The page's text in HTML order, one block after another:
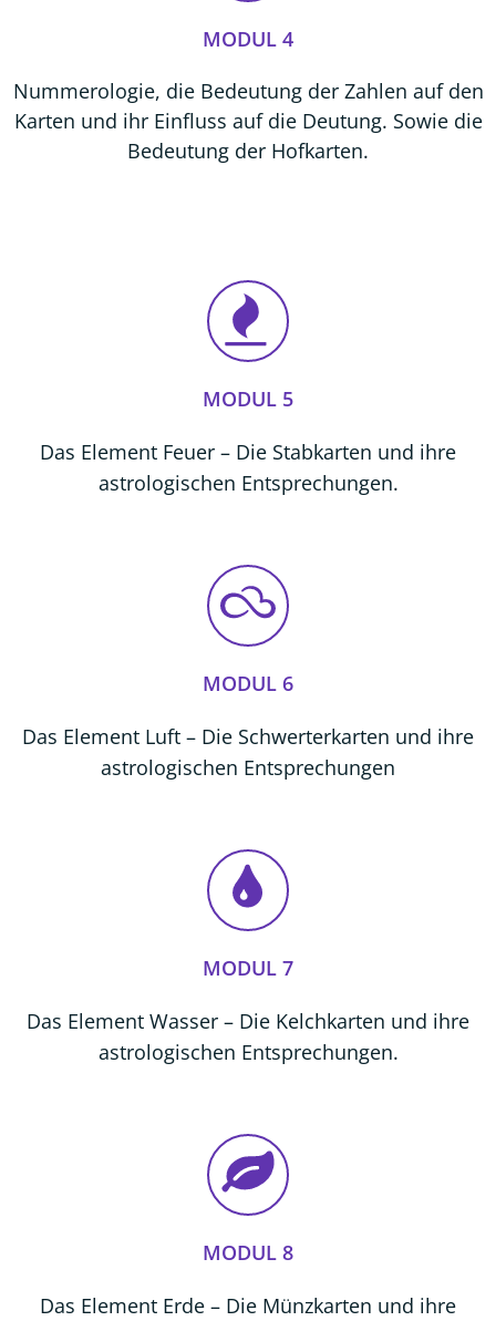
MODUL 4
Nummerologie, die Bedeutung der Zahlen auf den
Karten und ihr Einfluss auf die Deutung. Sowie die
Bedeutung der Hofkarten.
MODUL 5
Das Element Feuer – Die Stabkarten und ihre
astrologischen Entsprechungen.
MODUL 6
Das Element Luft – Die Schwerterkarten und ihre
astrologischen Entsprechungen
MODUL 7
Das Element Wasser – Die Kelchkarten und ihre
astrologischen Entsprechungen.
MODUL 8
Das Element Erde – Die Münzkarten und ihre